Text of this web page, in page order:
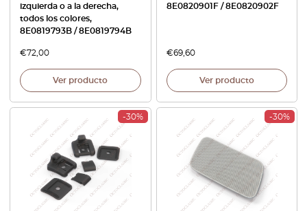
izquierda o a la derecha,
todos los colores,
8E0819793B / 8E0819794B
€72,00
Ver producto
8E0820901F / 8E0820902F
€69,60
Ver producto
-30% -30%